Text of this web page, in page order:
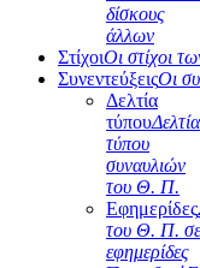
δίσκους
άλλων
ΣτίχοιΟι στίχοι
ΣυνεντεύξειςΟι
Δελτία
τύπουΔελτία
τύπου
συναυλιών
του Θ. Π.
Εφημερίδες
του Θ. Π. σε
εφημερίδες